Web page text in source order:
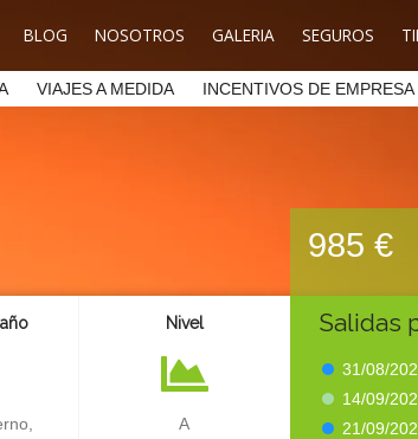
BLOG NOSOTROS GALERIA SEGUROS
VIAJES A MEDIDA INCENTIVOS DE EMPRESA
Nivel
A
985 €
Salidas
31/08/
14/09/
21/09/